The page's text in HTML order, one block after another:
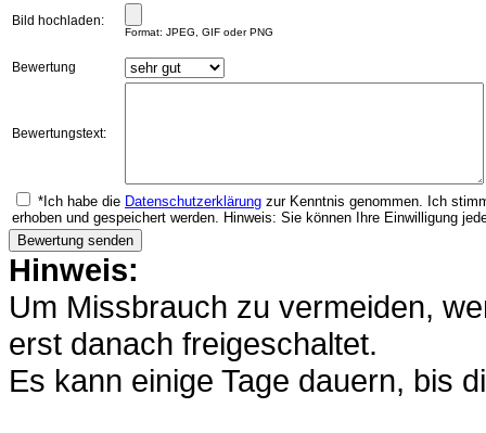
Bild hochladen:
Format: JPEG, GIF oder PNG
Bewertung
Bewertungstext:
*Ich habe die Datenschutzerklärung zur Kenntnis genommen. Ich
erhoben und gespeichert werden. Hinweis: Sie können Ihre Einwilligung
Hinweis:
Um Missbrauch zu vermeiden,
erst danach freigeschaltet.
Es kann einige Tage dauern, bis